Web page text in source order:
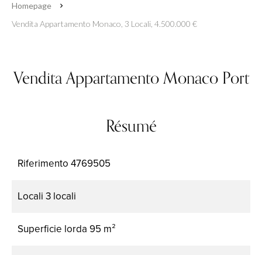
Homepage
Vendita Appartamento Monaco, 3 Locali, 4.500.000 €
Vendita Appartamento Monaco Port
Résumé
Riferimento 4769505
Locali 3 locali
Superficie lorda 95 m²